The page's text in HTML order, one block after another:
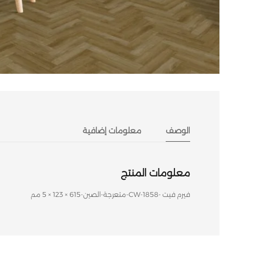
الوصف معلومات إضافية
معلومات المنتج
فيرم فيت -CW-1858-متعرجة-الصين-615 × 123 × 5 مم